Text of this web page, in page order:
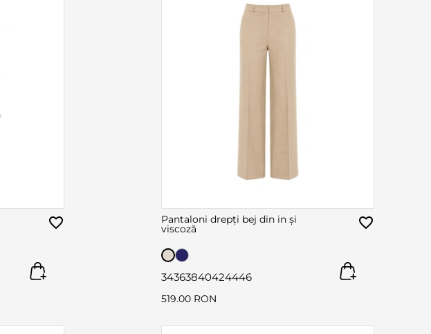
Pantaloni drepți bej din in și
viscoză
34363840424446
519.00 RON